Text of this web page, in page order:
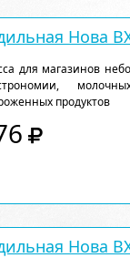
Нова
для магазинов
продуктов
Нова